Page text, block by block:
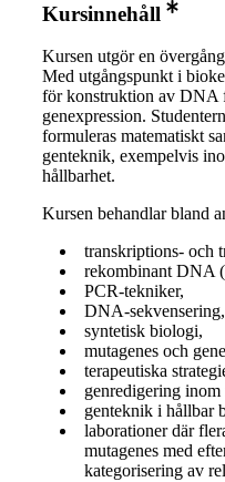
Kursinnehåll
Kursen utgör en
Med utgångspunkt i
för konstruktion av DNA
genexpression.
formuleras matematiskt
genteknik, exempelvis
hållbarhet.
Kursen behandlar bland
transkriptions- och
rekombinant DNA
PCR-tekniker,
DNA-sekvensering,
syntetisk biologi,
mutagenes och
terapeutiska
genredigering inom
genteknik i hållbar
laborationer där
mutagenes med
kategorisering av